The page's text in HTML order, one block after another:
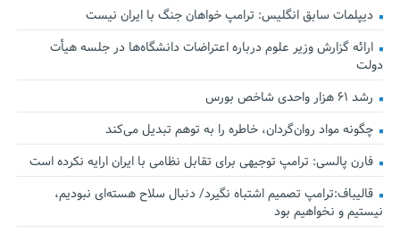
دیپلمات سابق انگلیس:‌ ترامپ خواهان جنگ با ایران نیست
ارائه گزارش وزیر علوم درباره اعتراضات دانشگاه‌ها در جلسه هیأت
دولت
رشد ۶۱ هزار واحدی شاخص بورس
چگونه مواد روان‌گردان، خاطره را به توهم تبدیل می‌کند
فارن پالسی: ترامپ توجیهی برای تقابل نظامی با ایران ارایه نکرده است
قالیباف:ترامپ تصمیم اشتباه نگیرد/ دنبال سلاح هسته‌ای نبودیم،
نیستیم و نخواهیم بود